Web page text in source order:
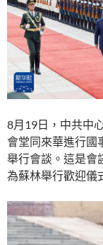
8月19日，中共中
會堂同來華進行國
舉行會談。這是會
為蘇林舉行歡迎儀